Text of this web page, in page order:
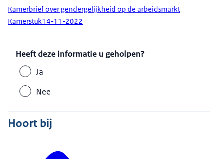
Kamerbrief over gendergelijkheid op de arbeidsmarkt
Kamerstuk14-11-2022
Heeft deze informatie u geholpen?
Ja
Nee
Hoort bij